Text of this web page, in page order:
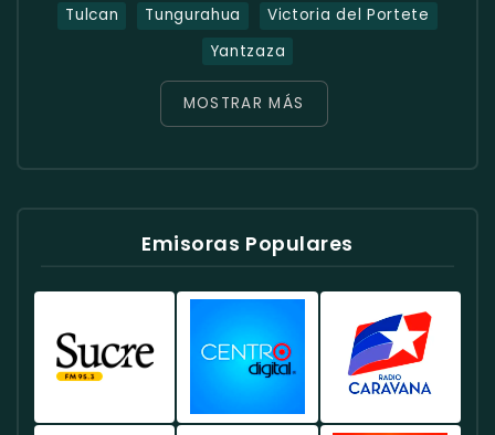
Tulcan
Tungurahua
Victoria del Portete
Yantzaza
MOSTRAR MÁS
Emisoras Populares